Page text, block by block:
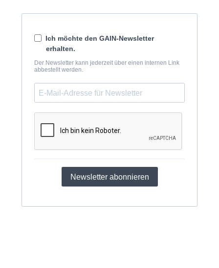
Ich möchte den GAIN-Newsletter
erhalten.
Der Newsletter kann jederzeit über einen internen Link
abbestellt werden.
Newsletter abonnieren